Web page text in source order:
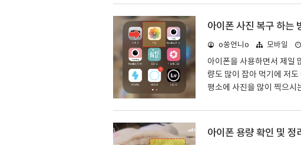
보통 아이폰을 구입하고 난
기간을 더 늘릴 수가 있답
이 살다보면 까먹기도 하
인하는 방법이 있으니 간단
는 홈페이지에 접속을 해야
아이폰 사진 복구 하는
o쏭언니o 모바일
아이폰을 사용하면서 제일
량도 많이 잡아 먹기에 저
평소에 사진을 많이 찍으시
하게 되죠. 그런데 문제는
다른 사진들도 삭제 했을
이시는 분들이 계실 겁니
아이폰 용량 확인 및 정